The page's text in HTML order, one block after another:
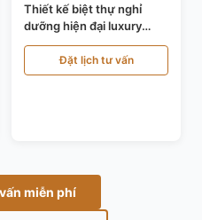
Thiết kế biệt thự nghỉ
dưỡng hiện đại luxury
700m² tại Đà Nẵng
KT24616Đặt lịch tư vấn
miễn phí